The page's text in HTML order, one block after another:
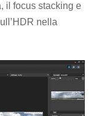
il focus stacking e
nella